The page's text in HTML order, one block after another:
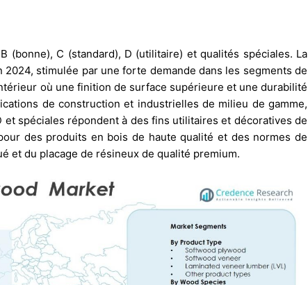
(bonne), C (standard), D (utilitaire) et qualités spéciales. La
stimulée par une forte demande dans les segments de
où une finition de surface supérieure et une durabilité
de construction et industrielles de milieu de gamme,
spéciales répondent à des fins utilitaires et décoratives de
des produits en bois de haute qualité et des normes de
et du placage de résineux de qualité premium.